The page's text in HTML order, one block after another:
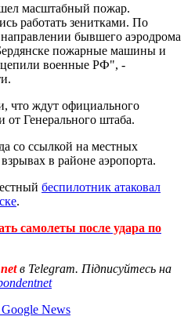
масштабный пожар.
работать зенитками. По
бывшего аэродрома
пожарные машины и
военные РФ", -
что ждут официального
Генерального штаба.
со ссылкой на местных
в районе аэропорта.
беспилотник атаковал
.
самолеты после удара по
в Telegram. Підписуйтесь на
News